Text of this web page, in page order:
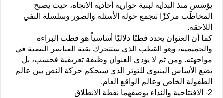
يؤسس منذ البداية لبنية حوارية أحادية الاتجاه، حيث يصبح
المخاطَب مركزًا تتجمع حوله الأسئلة والصور وسلسلة النفي
اللاحقة.
كما أن العنوان يحدد قطبًا دلاليًا أساسياً هو قطب البراءة
والحميمية، وهو القطب الذي ستتحرك بقية العناصر النصية في
مواجهته. ومن ثم لا يؤدي العنوان وظيفة تعريفية فحسب، بل
يضع الأساس البنيوي للتوتر الذي سيحكم حركة النص بين عالم
الطفولة الخاص وعالم الواقع العام.
2- الافتتاحية والنداء بوصفهما نقطة الانطلاق